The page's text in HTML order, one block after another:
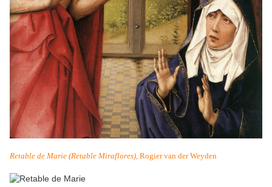
Retable de Marie (Retable Miraflores), Rogier van der Weyden